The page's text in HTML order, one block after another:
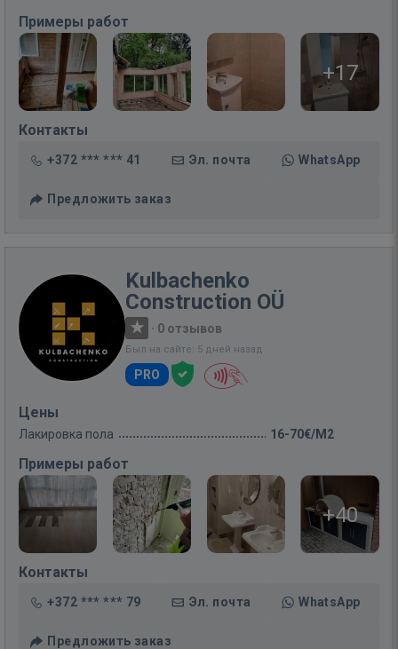
Примеры работ
+17
Контакты
+372 *** *** 41 Эл. почта WhatsApp
Предложить заказ
Kulbachenko
Construction OÜ
· 0 отзывов
Был на сайте: 5 дней назад
PRO
Цены
Лакировка пола 16-70€/M2
Примеры работ
+40
Контакты
+372 *** *** 79 Эл. почта WhatsApp
Предложить заказ